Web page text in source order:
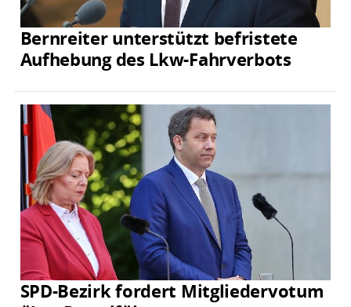
Bernreiter unterstützt befristete
Aufhebung des Lkw-Fahrverbots
SPD-Bezirk fordert Mitgliedervotum